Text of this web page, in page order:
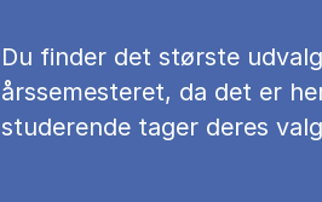
Du fin­der det stør­ste
års­se­meste­ret, da det er
stu­de­ren­de ta­ger de­res